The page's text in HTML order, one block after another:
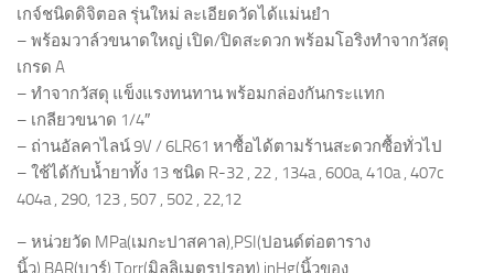
เกจ์ชนิดดิจิตอล รุ่นใหม่ ละเอียดวัดได้แม่นยำ
– พร้อมวาล์วขนาดใหญ่ เปิด/ปิดสะดวก พร้อมโอริงทำจากวัสดุ
เกรด A
– ทำจากวัสดุ แข็งแรงทนทาน พร้อมกล่องกันกระแทก
– เกลียวขนาด 1/4″
– ถ่านอัลคาไลน์ 9V / 6LR61 หาซื้อได้ตามร้านสะดวกซื้อทั่วไป
– ใช้ได้กับน้ำยาทั้ง 13 ชนิด R-32 , 22 , 134a , 600a, 410a , 407c
404a , 290, 123 , 507 , 502 , 22,12
– หน่วยวัด MPa(เมกะปาสคาล),PSI(ปอนด์ต่อตาราง
นิ้ว),BAR(บาร์),Torr(มิลลิเมตรปรอท),inHg(นิ้วของ